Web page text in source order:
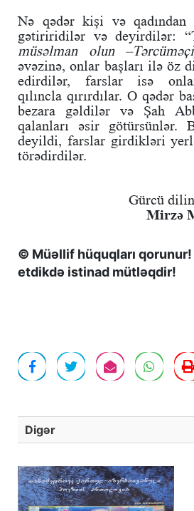
Nə qədər kişi və qadından
gətiriridilər və deyirdilər:
müsəlman olun
əvəzinə, onlar başları ilə öz
edirdilər, farslar isə onları
qılıncla qırırdılar. O qədər
bezara gəldilər və Şah
qalanları əsir götürsünlər.
deyildi, farslar girdikləri
törədirdilər.
Gürcü
Mirzə
© Müəllif hüquqları
etdikdə istinad mütləqdir!
Digər